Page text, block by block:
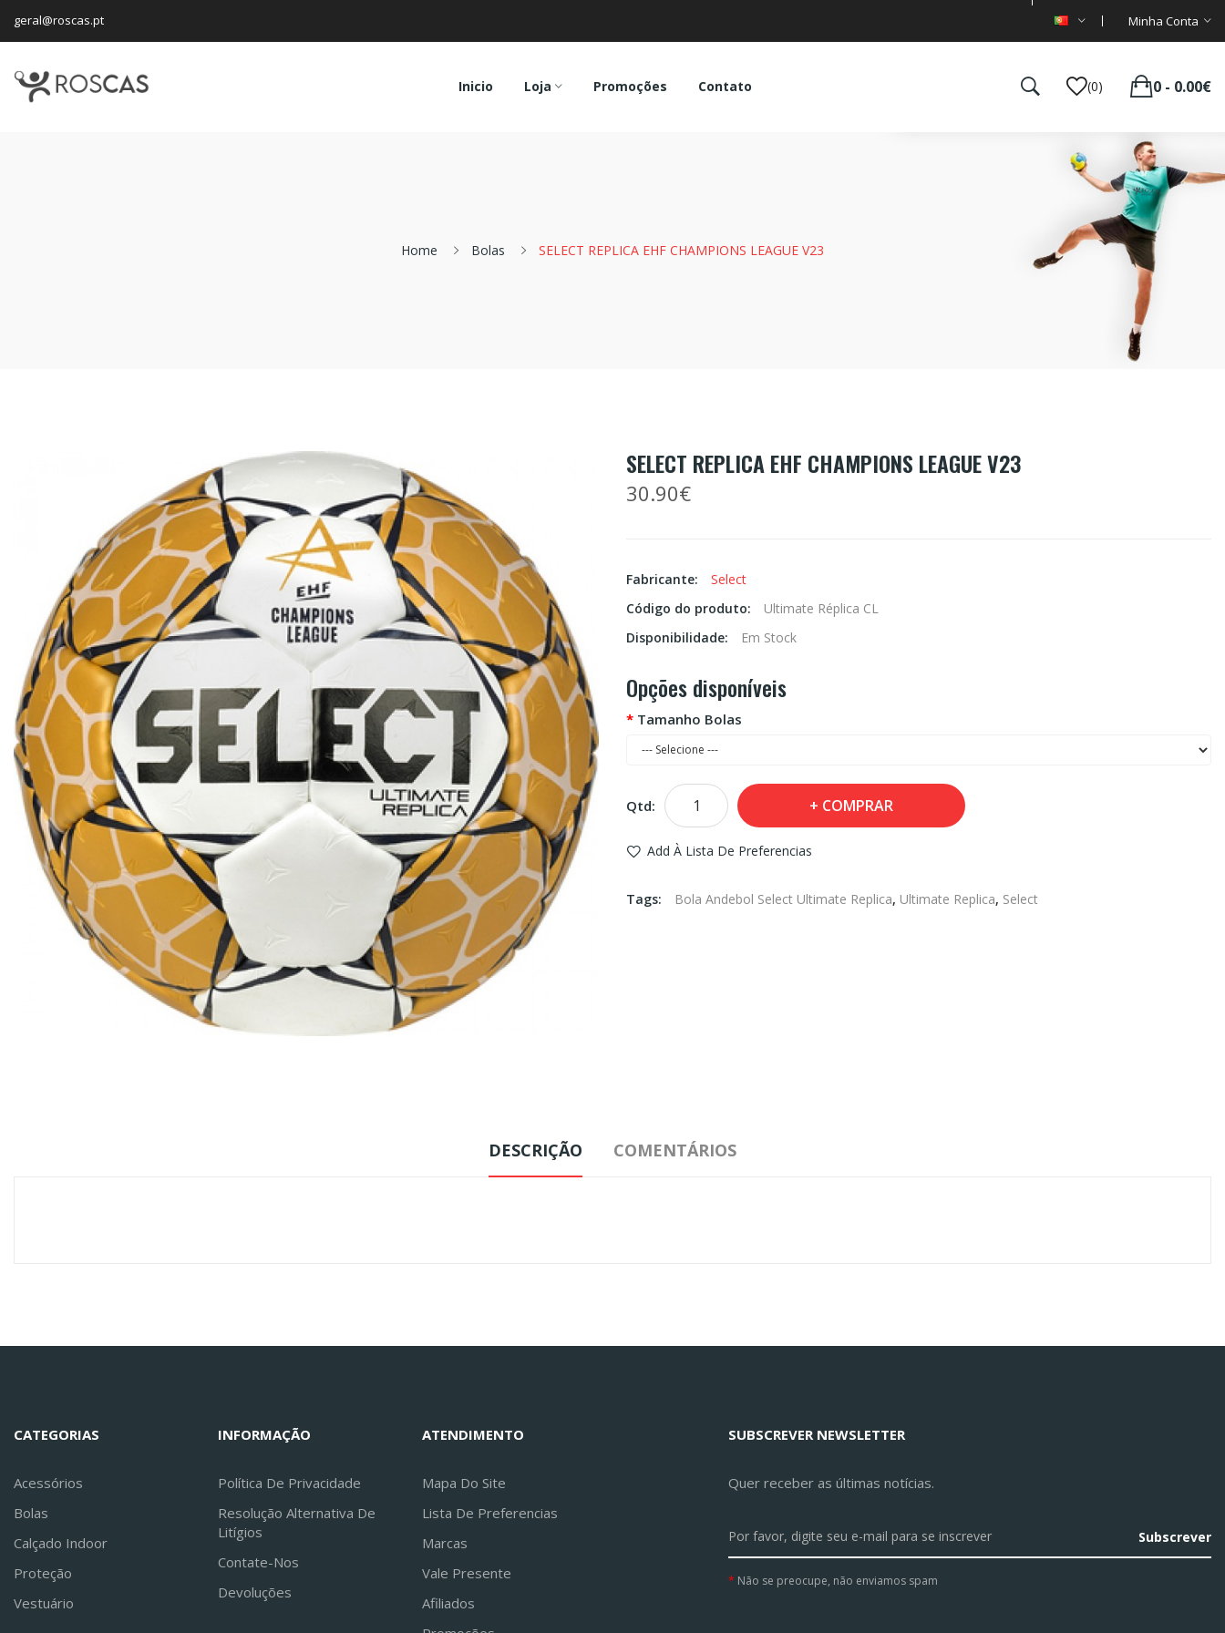
geral@roscas.pt Minha Conta
Inicio Loja Promoções Contato (0) 0 - 0.00€
Home Bolas SELECT REPLICA EHF CHAMPIONS LEAGUE V23
SELECT REPLICA EHF CHAMPIONS LEAGUE V23
30.90€
Fabricante:
Select
Código do produto:
Ultimate Réplica CL
Disponibilidade:
Em Stock
Opções disponíveis
Tamanho Bolas
Qtd: COMPRAR
Add À Lista De Preferencias
Tags: Bola Andebol Select Ultimate Replica, Ultimate Replica, Select
DESCRIÇÃO COMENTÁRIOS
CATEGORIAS
Acessórios
Bolas
Calçado Indoor
Proteção
Vestuário
INFORMAÇÃO
Política De Privacidade
Resolução Alternativa De
Litígios
Contate-Nos
Devoluções
ATENDIMENTO
Mapa Do Site
Lista De Preferencias
Marcas
Vale Presente
Afiliados
SUBSCREVER NEWSLETTER
Quer receber as últimas notícias.
Subscrever
Não se preocupe, não enviamos spam